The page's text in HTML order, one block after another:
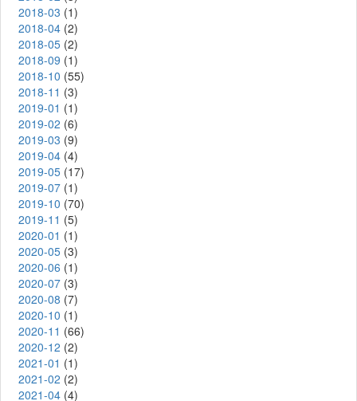
2018-03 (1)
2018-04 (2)
2018-05 (2)
2018-09 (1)
2018-10 (55)
2018-11 (3)
2019-01 (1)
2019-02 (6)
2019-03 (9)
2019-04 (4)
2019-05 (17)
2019-07 (1)
2019-10 (70)
2019-11 (5)
2020-01 (1)
2020-05 (3)
2020-06 (1)
2020-07 (3)
2020-08 (7)
2020-10 (1)
2020-11 (66)
2020-12 (2)
2021-01 (1)
2021-02 (2)
2021-04 (4)